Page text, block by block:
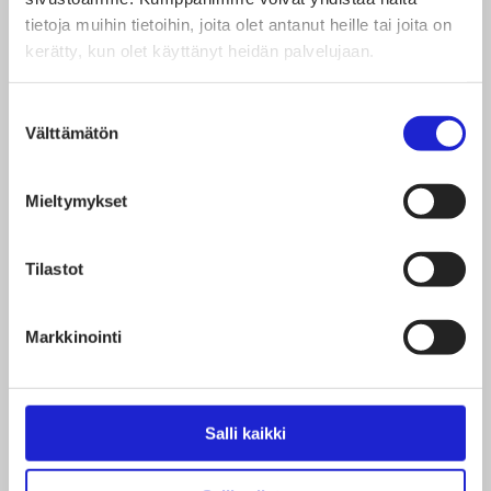
tietoja muihin tietoihin, joita olet antanut heille tai joita on
kerätty, kun olet käyttänyt heidän palvelujaan.
valinta
Välttämätön
Mieltymykset
Tilastot
Markkinointi
Salli kaikki
FABLEHTI.FI 10/21